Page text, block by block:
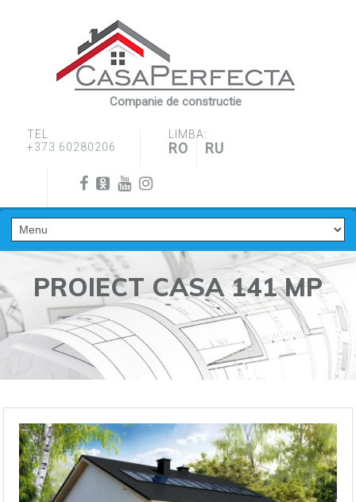
Companie de constructie
TEL
+373 60280206
LIMBA:
RO RU
PROIECT CASA 141 MP